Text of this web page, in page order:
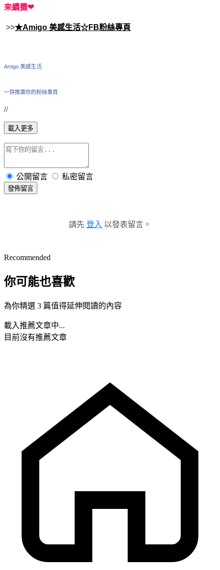
來續攤❤
>>★Amigo 美感生活☆FB粉絲專頁
Amigo 美感生活
一併推廣你的粉絲專頁
//
載入更多
公開留言 私密留言
發佈留言
請先 登入 以發表留言。
Recommended
你可能也喜歡
為你精選 3 篇值得延伸閱讀的內容
載入推薦文章中...
目前沒有推薦文章